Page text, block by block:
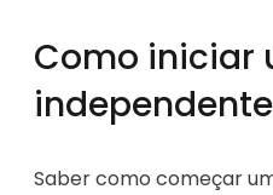
Como iniciar
Saber como começar